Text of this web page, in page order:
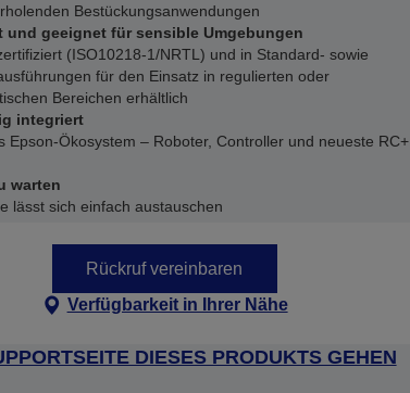
Bestückungsanwendungen
und geeignet für sensible Umgebungen
(ISO10218‑1/NRTL) und in Standard- sowie
für den Einsatz in regulierten oder
Bereichen erhältlich
integriert
Epson-Ökosystem – Roboter, Controller und neueste RC+
warten
lässt sich einfach austauschen
Rückruf vereinbaren
Verfügbarkeit in Ihrer Nähe
DIESES PRODUKTS GEHEN